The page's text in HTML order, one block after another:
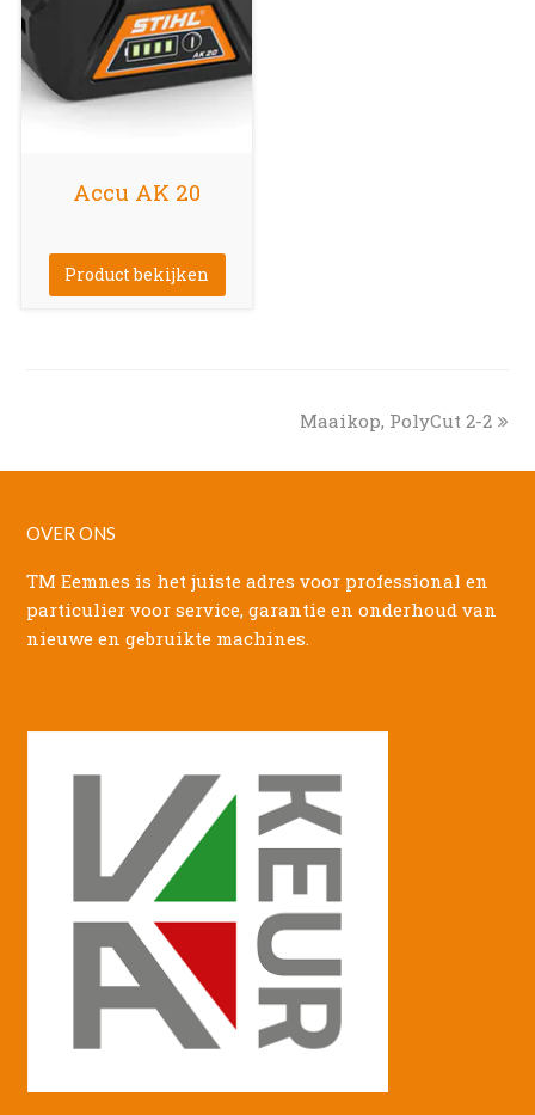
Accu AK 20
Product bekijken
next
Maaikop, PolyCut 2-2
OVER ONS
TM Eemnes is het juiste adres voor professional en
particulier voor service, garantie en onderhoud van
nieuwe en gebruikte machines.